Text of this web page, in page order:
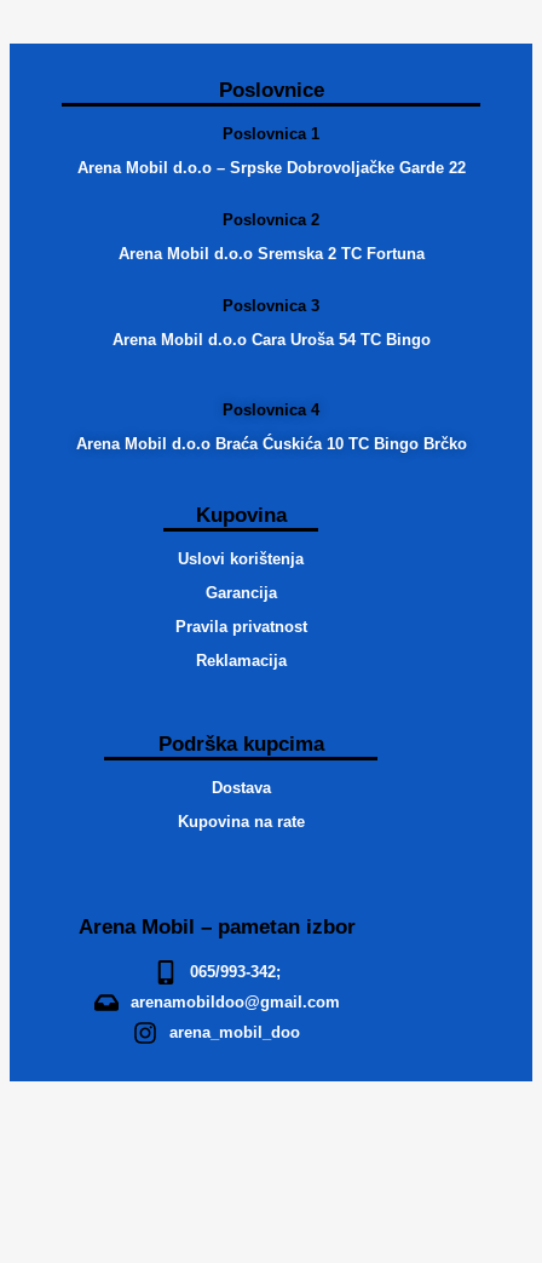
Poslovnice
Poslovnica 1
Arena Mobil d.o.o – Srpske Dobrovoljačke Garde 22
Poslovnica 2
Arena Mobil d.o.o Sremska 2 TC Fortuna
Poslovnica 3
Arena Mobil d.o.o Cara Uroša 54 TC Bingo
Poslovnica 4
Arena Mobil d.o.o Braća Ćuskića 10 TC Bingo Brčko
Kupovina
Uslovi korištenja
Garancija
Pravila privatnost
Reklamacija
Podrška kupcima
Dostava
Kupovina na rate
Arena Mobil – pametan izbor
065/993-342;
arenamobildoo@gmail.com
arena_mobil_doo